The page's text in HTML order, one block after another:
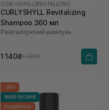
CURLYSHYLL REVITALIZING
CURLYSHYLL Revitalizing
Shampoo 360 мл
Ревіталізуючий шампунь
1 140₴1 425₴
-20%
ВИБІР ОКСАНИ
ПОДАРУНОК